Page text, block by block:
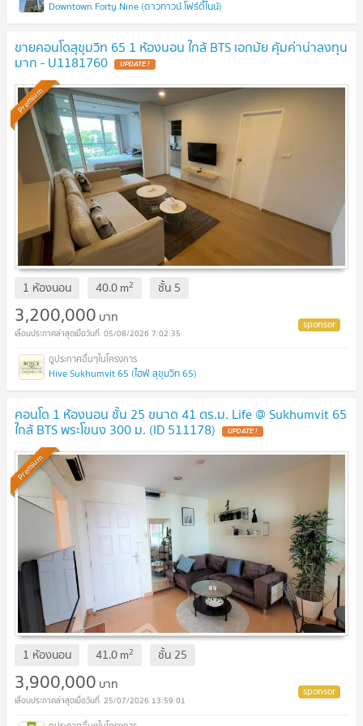
Downtown Forty Nine (ดาวทาวน์ โฟร์ตี้ไนน์)
ขายคอนโดสุขุมวิท 65 1 ห้องนอน ใกล้ BTS เอกมัย คุ้มค่าน่าลงทุน
มาก - U1181760 UPDATE !
Premium
1 ห้องนอน 40.0m2 ชั้น 5
3,200,000 บาท
05/08/2026 7:02:35
Hive Sukhumvit 65 (ไฮฟ์ สุขุมวิท 65)
คอนโด 1 ห้องนอน ชั้น 25 ขนาด 41 ตร.ม. Life @ Sukhumvit 65
ใกล้ BTS พระโขนง 300 ม. (ID 511178) UPDATE !
Premium
1 ห้องนอน 41.0m2 ชั้น 25
3,900,000 บาท
25/07/2026 13:59:01